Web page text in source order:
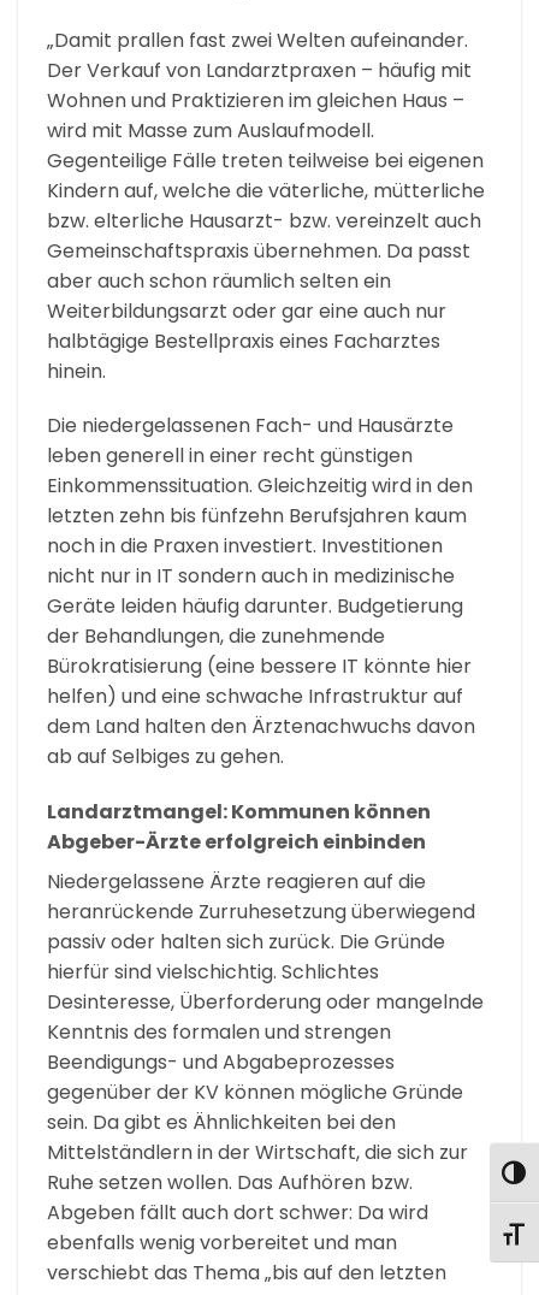
„Damit prallen fast zwei Welten aufeinander.
Der Verkauf von Landarztpraxen – häufig mit
Wohnen und Praktizieren im gleichen Haus –
wird mit Masse zum Auslaufmodell.
Gegenteilige Fälle treten teilweise bei eigenen
Kindern auf, welche die väterliche, mütterliche
bzw. elterliche Hausarzt- bzw. vereinzelt auch
Gemeinschaftspraxis übernehmen. Da passt
aber auch schon räumlich selten ein
Weiterbildungsarzt oder gar eine auch nur
halbtägige Bestellpraxis eines Facharztes
hinein.
Die niedergelassenen Fach- und Hausärzte
leben generell in einer recht günstigen
Einkommenssituation. Gleichzeitig wird in den
letzten zehn bis fünfzehn Berufsjahren kaum
noch in die Praxen investiert. Investitionen
nicht nur in IT sondern auch in medizinische
Geräte leiden häufig darunter. Budgetierung
der Behandlungen, die zunehmende
Bürokratisierung (eine bessere IT könnte hier
helfen) und eine schwache Infrastruktur auf
dem Land halten den Ärztenachwuchs davon
ab auf Selbiges zu gehen.
Landarztmangel: Kommunen können
Abgeber-Ärzte erfolgreich einbinden
Niedergelassene Ärzte reagieren auf die
heranrückende Zurruhesetzung überwiegend
passiv oder halten sich zurück. Die Gründe
hierfür sind vielschichtig. Schlichtes
Desinteresse, Überforderung oder mangelnde
Kenntnis des formalen und strengen
Beendigungs- und Abgabeprozesses
gegenüber der KV können mögliche Gründe
sein. Da gibt es Ähnlichkeiten bei den
Mittelständlern in der Wirtschaft, die sich zur
Ruhe setzen wollen. Das Aufhören bzw.
Abgeben fällt auch dort schwer: Da wird
ebenfalls wenig vorbereitet und man
verschiebt das Thema „bis auf den letzten